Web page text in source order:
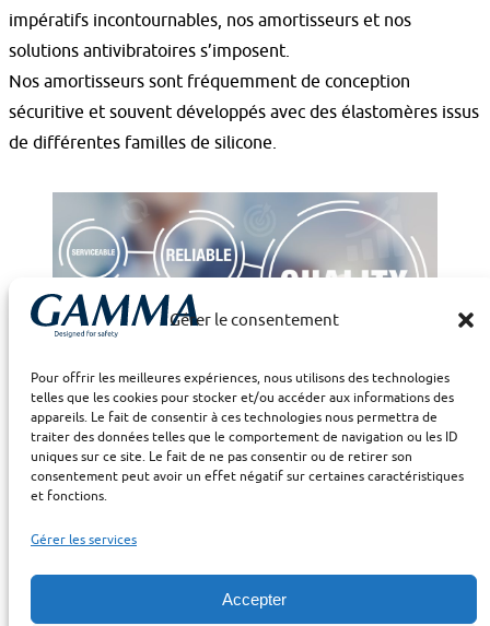
Gérer le consentement
Pour offrir les meilleures expériences, nous utilisons des technologies
telles que les cookies pour stocker et/ou accéder aux informations des
appareils. Le fait de consentir à ces technologies nous permettra de
traiter des données telles que le comportement de navigation ou les ID
uniques sur ce site. Le fait de ne pas consentir ou de retirer son
consentement peut avoir un effet négatif sur certaines caractéristiques
et fonctions.
Gérer les services
Accepter
impératifs incontournables, nos amortisseurs et nos
solutions antivibratoires s’imposent.
Nos amortisseurs sont fréquemment de conception
sécuritive et souvent développés avec des élastomères issus
de différentes familles de silicone.
GAMMA, un partenaire reconnu en